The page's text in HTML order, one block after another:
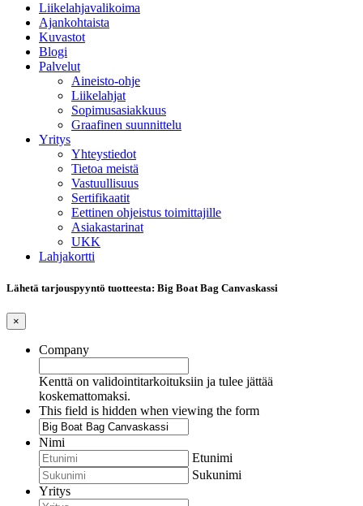
Liikelahjavalikoima
Ajankohtaista
Kuvastot
Blogi
Palvelut
Aineisto-ohje
Liikelahjat
Sopimusasiakkuus
Graafinen suunnittelu
Yritys
Yhteystiedot
Tietoa meistä
Vastuullisuus
Sertifikaatit
Eettinen ohjeistus toimittajille
Asiakastarinat
UKK
Lahjakortti
Lähetä tarjouspyyntö tuotteesta: Big Boat Bag Canvaskassi
×
Company
Kenttä on validointitarkoituksiin ja tulee jättää
koskemattomaksi.
This field is hidden when viewing the form
Nimi
Etunimi
Sukunimi
Yritys